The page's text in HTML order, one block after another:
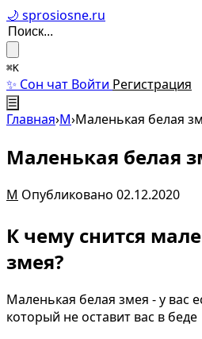
🌙 sprosiosne.ru
⌘K
✨ Сон чат Войти Регистрация
☰
Главная›М›Маленькая белая
Маленькая белая
М Опубликовано 02.12.2020
К чему снится
змея?
Маленькая белая змея - у вас
который не оставит вас в беде